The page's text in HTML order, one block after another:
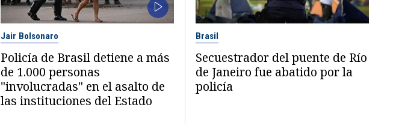
Jair Bolsonaro
Policía de Brasil detiene a más
de 1.000 personas
"involucradas" en el asalto de
las instituciones del Estado
Brasil
Secuestrador del puente de Río
de Janeiro fue abatido por la
policía